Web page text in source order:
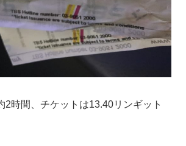
2時間、チケットは13.40リンギット